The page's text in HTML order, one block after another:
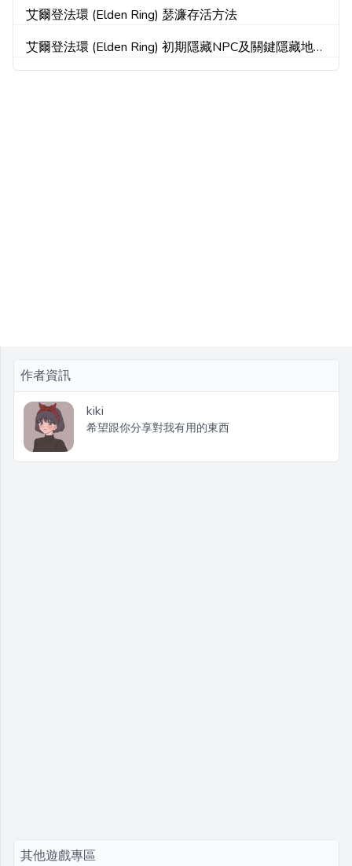
艾爾登法環 (Elden Ring) 瑟濂存活方法
艾爾登法環 (Elden Ring) 初期隱藏NPC及關鍵隱藏地點
整理
作者資訊
kiki
希望跟你分享對我有用的東西
其他遊戲專區